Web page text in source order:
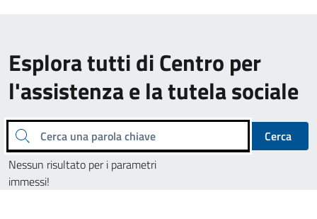
Esplora tutti di Centro per
l'assistenza e la tutela sociale
Cerca una parola chiave
Cerca
Nessun risultato per i parametri
immessi!